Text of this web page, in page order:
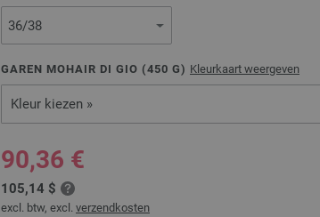
GAREN MOHAIR DI GIO (450 G) Kleurkaart weergeven
Kleur kiezen »
90,36 €
105,14 $
excl. btw, excl. verzendkosten